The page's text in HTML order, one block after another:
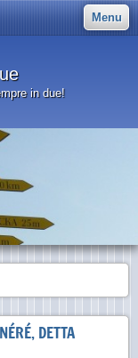
Menu
in due!
DETTA